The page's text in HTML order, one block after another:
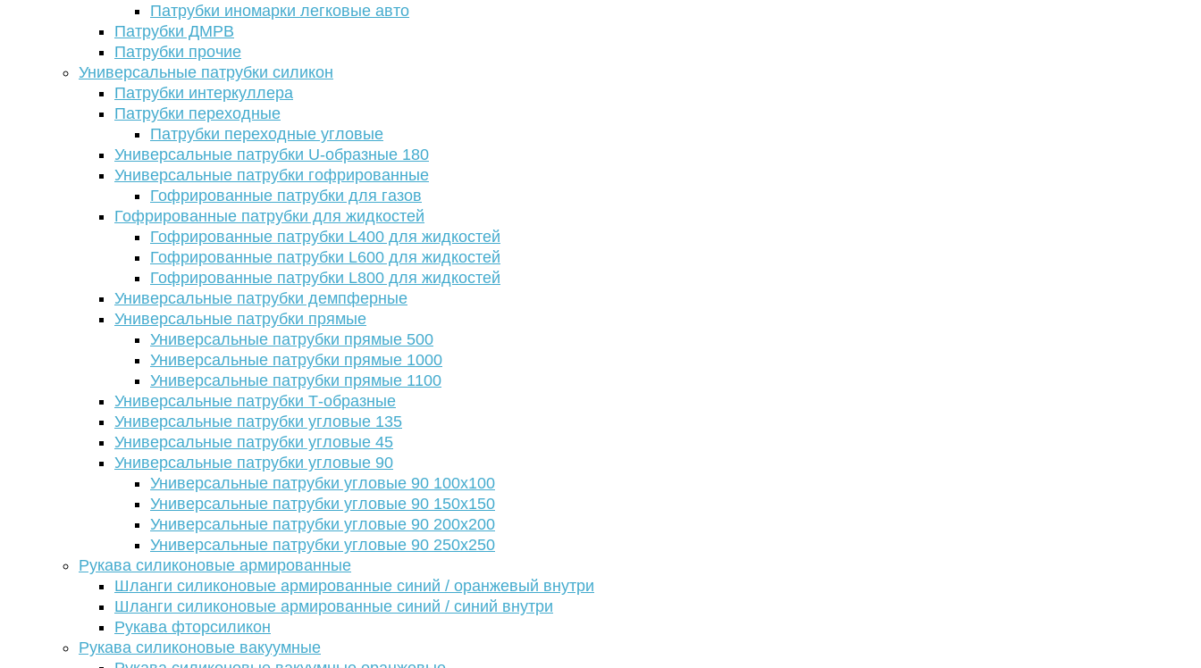
Патрубки иномарки легковые авто
Патрубки ДМРВ
Патрубки прочие
Универсальные патрубки силикон
Патрубки интеркуллера
Патрубки переходные
Патрубки переходные угловые
Универсальные патрубки U-образные 180
Универсальные патрубки гофрированные
Гофрированные патрубки для газов
Гофрированные патрубки для жидкостей
Гофрированные патрубки L400 для жидкостей
Гофрированные патрубки L600 для жидкостей
Гофрированные патрубки L800 для жидкостей
Универсальные патрубки демпферные
Универсальные патрубки прямые
Универсальные патрубки прямые 500
Универсальные патрубки прямые 1000
Универсальные патрубки прямые 1100
Универсальные патрубки Т-образные
Универсальные патрубки угловые 135
Универсальные патрубки угловые 45
Универсальные патрубки угловые 90
Универсальные патрубки угловые 90 100х100
Универсальные патрубки угловые 90 150х150
Универсальные патрубки угловые 90 200х200
Универсальные патрубки угловые 90 250х250
Рукава силиконовые армированные
Шланги силиконовые армированные синий / оранжевый внутри
Шланги силиконовые армированные синий / синий внутри
Рукава фторсиликон
Рукава силиконовые вакуумные